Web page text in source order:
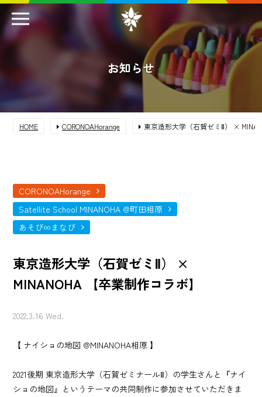
お知らせ
HOME CORONOAHorange 東京造形大学（石賀ゼミⅡ） ×
CORONOAHorange
Satellite School MINANOHA @町田相原
あそび∞まなび
東京造形大学（石賀ゼミⅡ） ×
MINANOHA 【卒業制作コラボ】
2022.3.16 Wed.
【 ナイショの地図 @MINANOHA相原 】
2021後期 東京造形大学（石賀ゼミナールⅡ）の学生さんと『ナイ
ショの地図』というテーマの共同制作に参加させていただきま